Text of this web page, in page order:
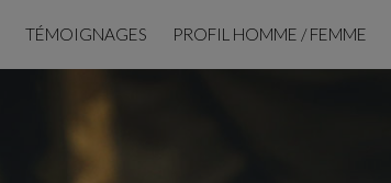
TÉMOIGNAGES PROFIL HOMME / FEMME